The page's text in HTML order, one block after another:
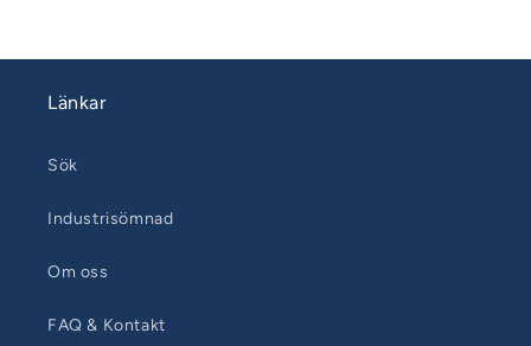
Länkar
Sök
Industrisömnad
Om oss
FAQ & Kontakt